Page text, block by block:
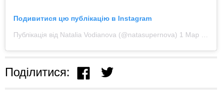
Подивитися цю публікацію в Instagram
Публікація від Natalia Vodianova (@natasupernova) 1 Мар 2020 в 2:45 PST
Поділитися: